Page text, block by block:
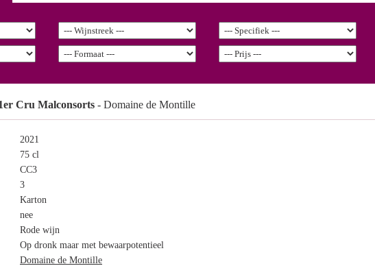
Cru Malconsorts - Domaine de Montille
2021
75 cl
CC3
3
Karton
nee
Rode wijn
Op dronk maar met bewaarpotentieel
Domaine de Montille